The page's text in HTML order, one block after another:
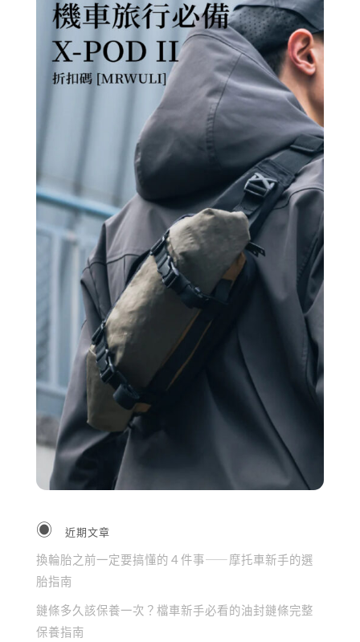
近期文章
換輪胎之前一定要搞懂的４件事——摩托車新手的選
胎指南
鏈條多久該保養一次？檔車新手必看的油封鏈條完整
保養指南